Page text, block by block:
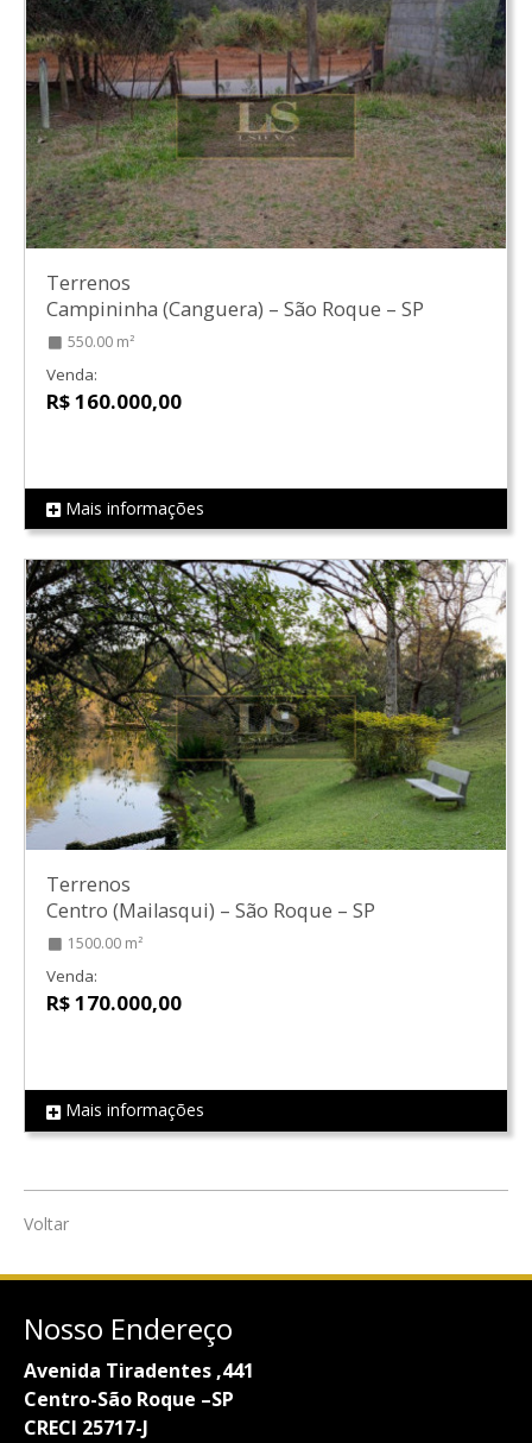
REF LS0098
Terrenos
Campininha (Canguera) – São Roque – SP
550.00 m²
Venda:
R$ 160.000,00
Mais informações
REF LS0509
Terrenos
Centro (Mailasqui) – São Roque – SP
1500.00 m²
Venda:
R$ 170.000,00
Mais informações
Voltar
Nosso Endereço
Avenida Tiradentes ,441
Centro-São Roque –SP
CRECI 25717-J